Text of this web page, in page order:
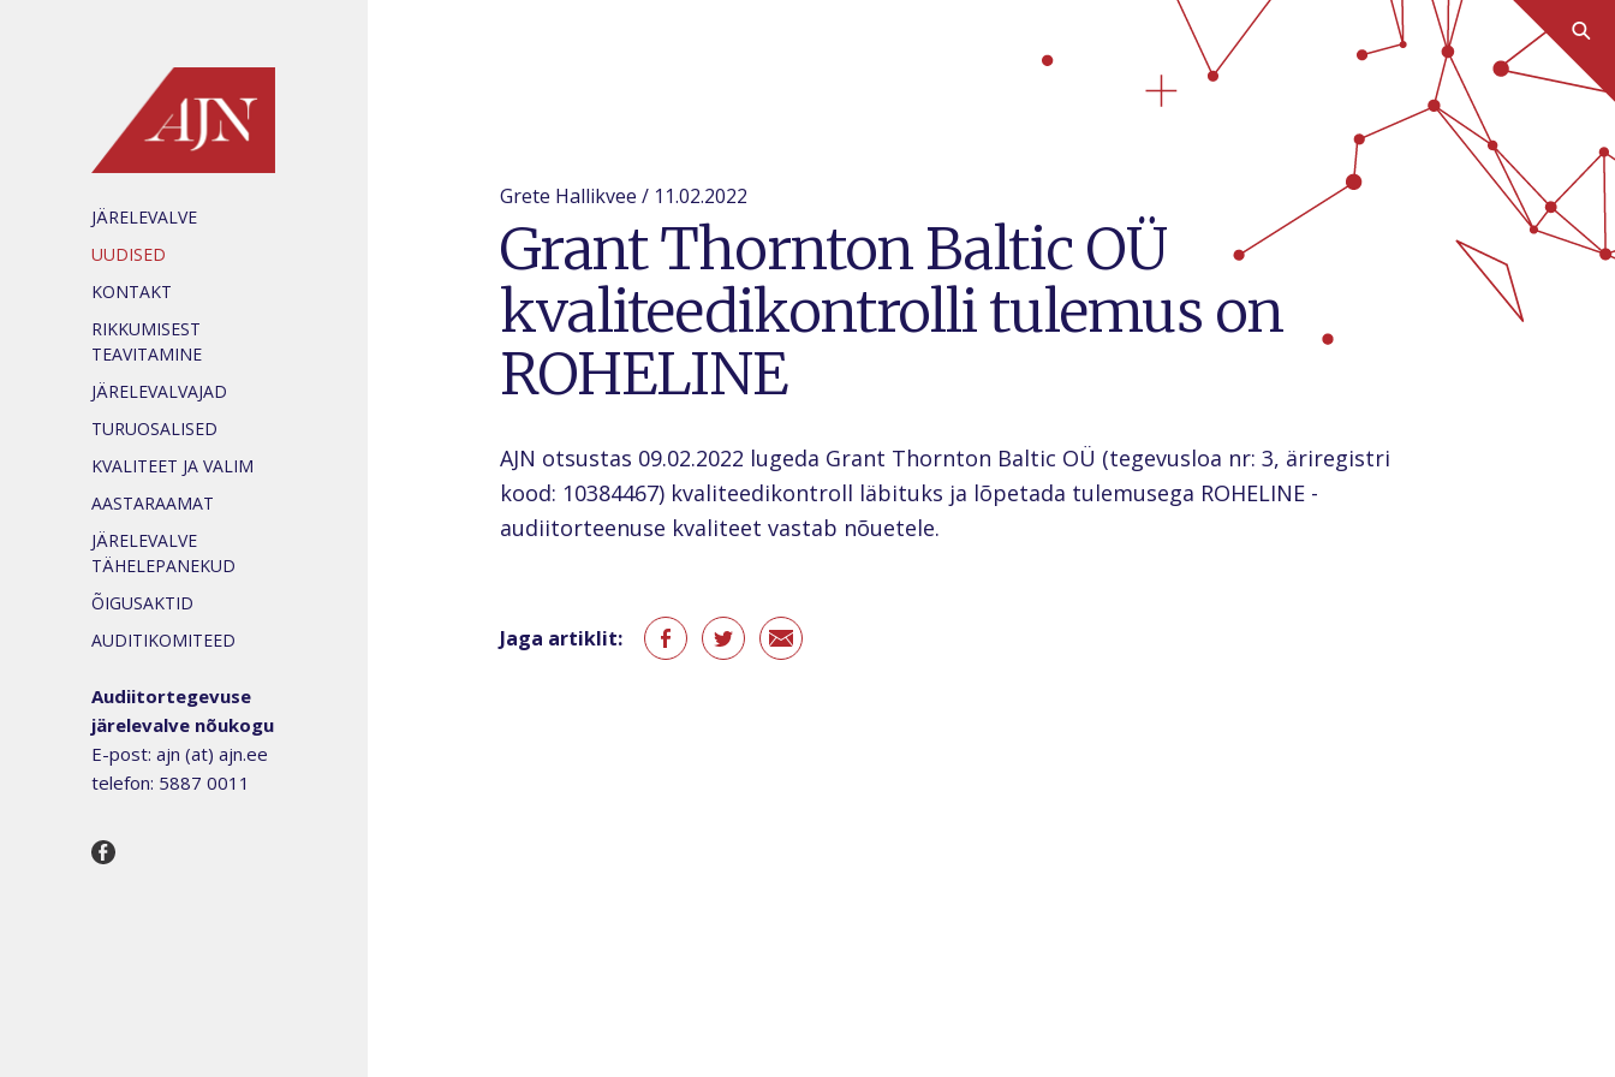
Grete Hallikvee / 11.02.2022
Grant Thornton Baltic OÜ
kvaliteedikontrolli tulemus on
ROHELINE
AJN otsustas 09.02.2022 lugeda Grant Thornton Baltic OÜ (tegevusloa nr: 3, äriregistri
kood: 10384467) kvaliteedikontroll läbituks ja lõpetada tulemusega ROHELINE -
audiitorteenuse kvaliteet vastab nõuetele.
Jaga artiklit:
JÄRELEVALVE
UUDISED
KONTAKT
RIKKUMISEST
TEAVITAMINE
JÄRELEVALVAJAD
TURUOSALISED
KVALITEET JA VALIM
AASTARAAMAT
JÄRELEVALVE
TÄHELEPANEKUD
ÕIGUSAKTID
AUDITIKOMITEED
Audiitortegevuse
järelevalve nõukogu
E-post: ajn (at) ajn.ee
telefon: 5887 0011